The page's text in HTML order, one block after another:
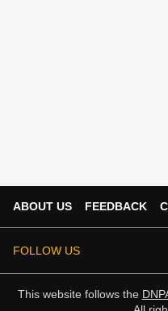
ABOUT US FEEDBACK
FOLLOW US
This website follows the